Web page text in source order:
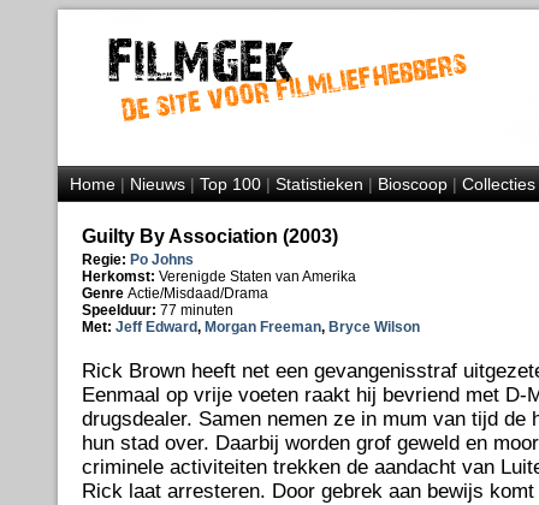
Home|Nieuws|Top 100|Statistieken|Bioscoop|Collecties
Guilty By Association (2003)
Regie: Po Johns
Herkomst: Verenigde Staten van Amerika
Genre Actie/Misdaad/Drama
Speelduur: 77 minuten
Met: Jeff Edward, Morgan Freeman, Bryce Wilson
Rick Brown heeft net een gevangenisstraf
Eenmaal op vrije voeten raakt hij bevriend met D-
drugsdealer. Samen nemen ze in mum van tijd de
hun stad over. Daarbij worden grof geweld en
criminele activiteiten trekken de aandacht van
Rick laat arresteren. Door gebrek aan bewijs